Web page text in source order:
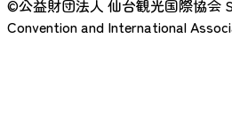
©公益財団法人 仙台観光国際協会
Convention and International